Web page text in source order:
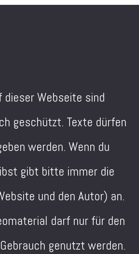
Webseite sind
geschützt. Texte dürfen
werden. Wenn du
gibt bitte immer die
und den Autor) an.
darf nur für den
genutzt werden.